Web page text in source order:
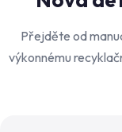
Přejděte od
výkonnému